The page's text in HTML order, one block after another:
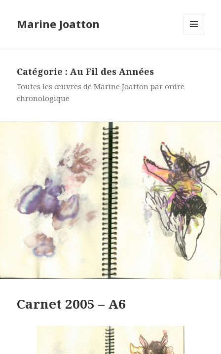
Marine Joatton
Catégorie :Au Fil des Années
Toutes les œuvres de Marine Joatton par ordre
chronologique
Carnet 2005 – A6